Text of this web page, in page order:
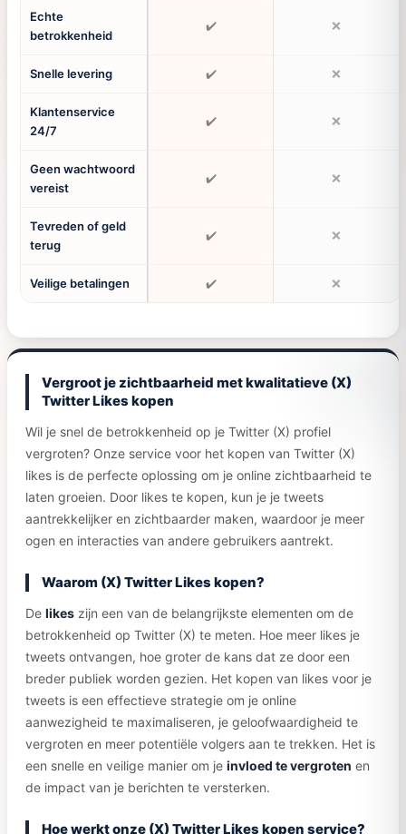
Echte
betrokkenheid
✔️ ❌
Snelle levering ✔️ ❌
Klantenservice
24/7
✔️ ❌
Geen wachtwoord
vereist
✔️ ❌
Tevreden of geld
terug
✔️ ❌
Veilige betalingen ✔️ ❌
Vergroot je zichtbaarheid met kwalitatieve (X)
Twitter Likes kopen
Wil je snel de betrokkenheid op je Twitter (X) profiel
vergroten? Onze service voor het kopen van Twitter (X)
likes is de perfecte oplossing om je online zichtbaarheid te
laten groeien. Door likes te kopen, kun je je tweets
aantrekkelijker en zichtbaarder maken, waardoor je meer
ogen en interacties van andere gebruikers aantrekt.
Waarom (X) Twitter Likes kopen?
De likes zijn een van de belangrijkste elementen om de
betrokkenheid op Twitter (X) te meten. Hoe meer likes je
tweets ontvangen, hoe groter de kans dat ze door een
breder publiek worden gezien. Het kopen van likes voor je
tweets is een effectieve strategie om je online
aanwezigheid te maximaliseren, je geloofwaardigheid te
vergroten en meer potentiële volgers aan te trekken. Het is
een snelle en veilige manier om je invloed te vergroten en
de impact van je berichten te versterken.
Hoe werkt onze (X) Twitter Likes kopen service?